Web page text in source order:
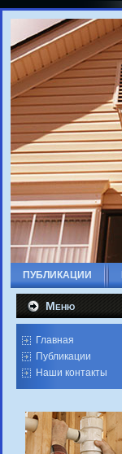
ПУБЛИКАЦИИ
Меню
Главная
Публикации
Наши контакты